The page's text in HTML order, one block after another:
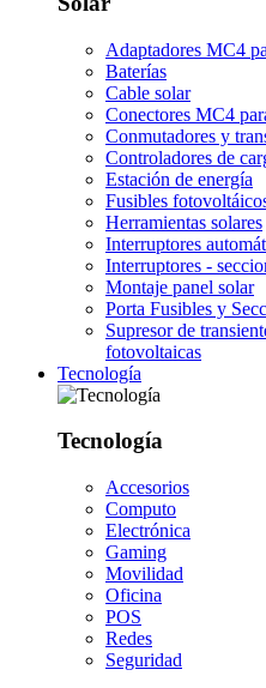
Adaptadores MC4
Baterías
Cable solar
Conectores MC4
Conmutadores y
Controladores de
Estación de energía
Fusibles
Herramientas solares
Interruptores
Interruptores -
Montaje panel solar
Porta Fusibles y
Supresor de
fotovoltaicas
Tecnología
Tecnología
Accesorios
Computo
Electrónica
Gaming
Movilidad
Oficina
POS
Redes
Seguridad